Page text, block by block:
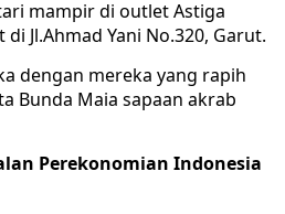
mampir di outlet Astiga
Jl.Ahmad Yani No.320, Garut.
dengan mereka yang rapih
Bunda Maia sapaan akrab
Perekonomian Indonesia